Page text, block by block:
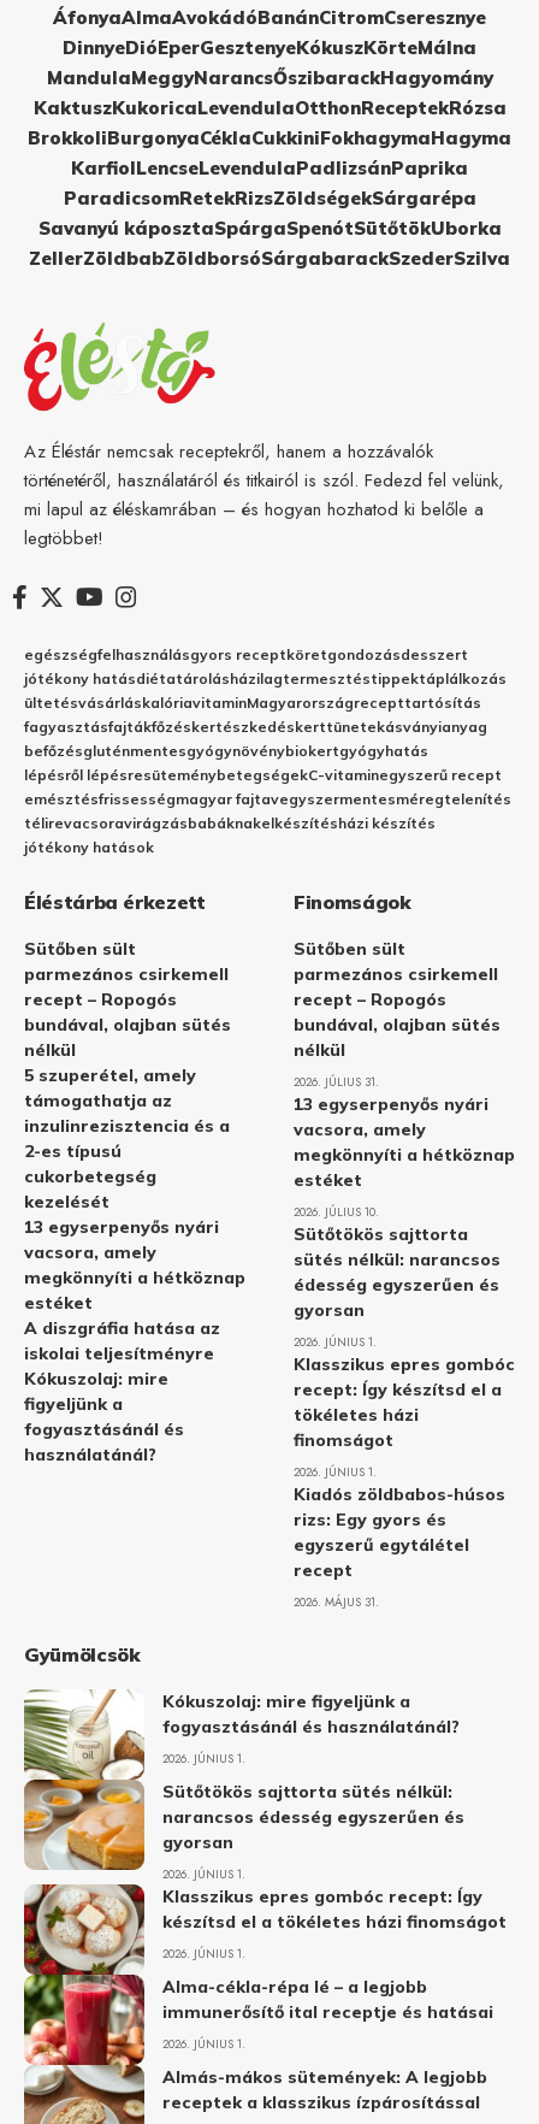
ÁfonyaAlmaAvokádóBanánCitromCseresznye
DinnyeDióEperGesztenyeKókuszKörteMálna
MandulaMeggyNarancsŐszibarackHagyomány
KaktuszKukoricaLevendulaOtthonReceptekRózsa
BrokkoliBurgonyaCéklaCukkiniFokhagymaHagyma
KarfiolLencseLevendulaPadlizsánPaprika
ParadicsomRetekRizsZöldségekSárgarépa
Savanyú káposztaSpárgaSpenótSütőtökUborka
ZellerZöldbabZöldborsóSárgabarackSzederSzilva
Az Éléstár nemcsak receptekről, hanem a hozzávalók
történetéről, használatáról és titkairól is szól. Fedezd fel velünk,
mi lapul az éléskamrában – és hogyan hozhatod ki belőle a
legtöbbet!
egészségfelhasználásgyors receptköretgondozásdesszert
jótékony hatásdiétatárolásházilagtermesztéstippektáplálkozás
ültetésvásárláskalóriavitaminMagyarországrecepttartósítás
fagyasztásfajtákfőzéskertészkedéskerttünetekásványianyag
befőzésgluténmentesgyógynövénybiokertgyógyhatás
lépésről lépésresüteménybetegségekC-vitaminegyszerű recept
emésztésfrissességmagyar fajtavegyszermentesméregtelenítés
télirevacsoravirágzásbabáknakelkészítésházi készítés
jótékony hatások
Éléstárba érkezett
Sütőben sült
parmezános csirkemell
recept – Ropogós
bundával, olajban sütés
nélkül
5 szuperétel, amely
támogathatja az
inzulinrezisztencia és a
2-es típusú
cukorbetegség
kezelését
13 egyserpenyős nyári
vacsora, amely
megkönnyíti a hétköznap
estéket
A diszgráfia hatása az
iskolai teljesítményre
Kókuszolaj: mire
figyeljünk a
fogyasztásánál és
használatánál?
Finomságok
Sütőben sült
parmezános csirkemell
recept – Ropogós
bundával, olajban sütés
nélkül
2026. JÚLIUS 31.
13 egyserpenyős nyári
vacsora, amely
megkönnyíti a hétköznap
estéket
2026. JÚLIUS 10.
Sütőtökös sajttorta
sütés nélkül: narancsos
édesség egyszerűen és
gyorsan
2026. JÚNIUS 1.
Klasszikus epres gombóc
recept: Így készítsd el a
tökéletes házi
finomságot
2026. JÚNIUS 1.
Kiadós zöldbabos-húsos
rizs: Egy gyors és
egyszerű egytálétel
recept
2026. MÁJUS 31.
Gyümölcsök
Kókuszolaj: mire figyeljünk a
fogyasztásánál és használatánál?
2026. JÚNIUS 1.
Sütőtökös sajttorta sütés nélkül:
narancsos édesség egyszerűen és
gyorsan
2026. JÚNIUS 1.
Klasszikus epres gombóc recept: Így
készítsd el a tökéletes házi finomságot
2026. JÚNIUS 1.
Alma-cékla-répa lé – a legjobb
immunerősítő ital receptje és hatásai
2026. JÚNIUS 1.
Almás-mákos sütemények: A legjobb
receptek a klasszikus ízpárosítással